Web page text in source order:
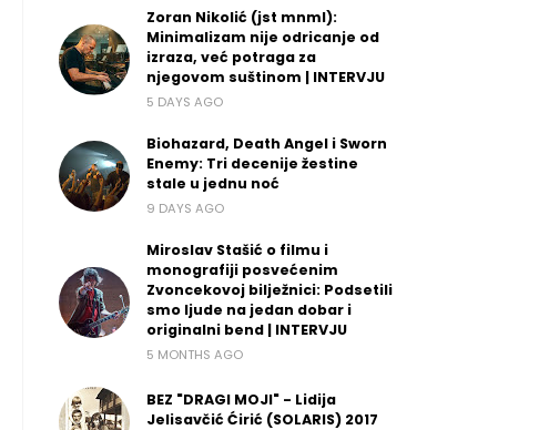
Zoran Nikolić (jst mnml):
Minimalizam nije odricanje od
izraza, već potraga za
njegovom suštinom | INTERVJU
5 DAYS AGO
Biohazard, Death Angel i Sworn
Enemy: Tri decenije žestine
stale u jednu noć
9 DAYS AGO
Miroslav Stašić o filmu i
monografiji posvećenim
Zvoncekovoj bilježnici: Podsetili
smo ljude na jedan dobar i
originalni bend | INTERVJU
5 MONTHS AGO
BEZ "DRAGI MOJI" - Lidija
Jelisavčić Ćirić (SOLARIS) 2017